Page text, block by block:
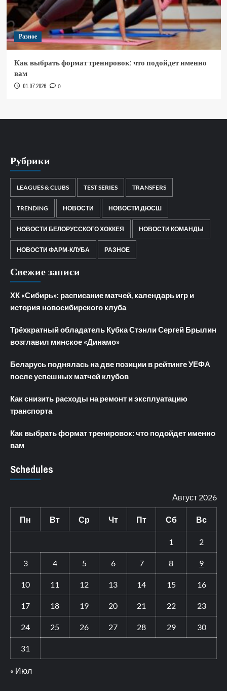
Разное
Как выбрать формат тренировок: что подойдет именно
вам
01.07.2026 0
Рубрики
LEAGUES & CLUBS TEST SERIES TRANSFERS
TRENDING НОВОСТИ НОВОСТИ ДЮСШ
НОВОСТИ БЕЛОРУССКОГО ХОККЕЯ НОВОСТИ КОМАНДЫ
НОВОСТИ ФАРМ-КЛУБА РАЗНОЕ
Свежие записи
ХК «Сибирь»: расписание матчей, календарь игр и
история новосибирского клуба
Трёхкратный обладатель Кубка Стэнли Сергей Брылин
возглавил минское «Динамо»
Беларусь поднялась на две позиции в рейтинге УЕФА
после успешных матчей клубов
Как снизить расходы на ремонт и эксплуатацию
транспорта
Как выбрать формат тренировок: что подойдет именно
вам
Schedules
Август 2026
Пн Вт Ср Чт Пт Сб Вс
1 2
3 4 5 6 7 8 9
10 11 12 13 14 15 16
17 18 19 20 21 22 23
24 25 26 27 28 29 30
31
« Июл